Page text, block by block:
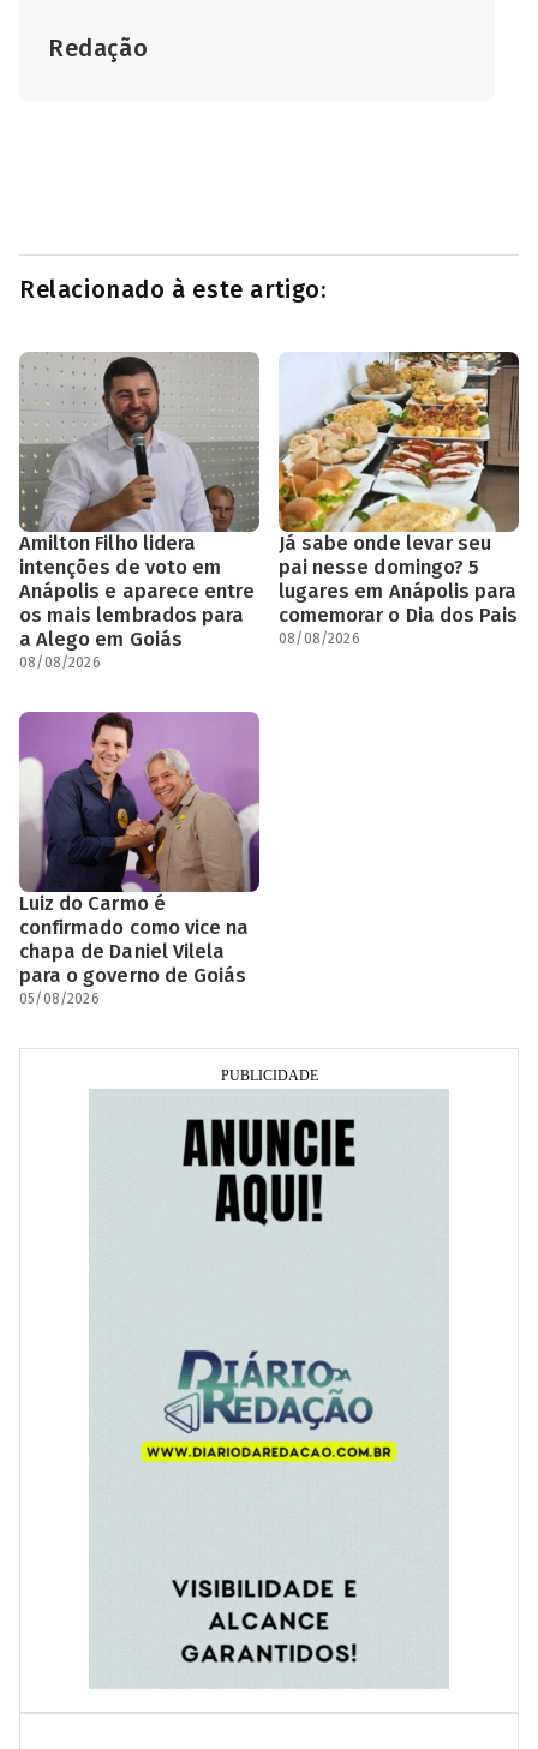
Redação
Relacionado à este artigo:
Amilton Filho lidera
intenções de voto em
Anápolis e aparece entre
os mais lembrados para
a Alego em Goiás
08/08/2026
Já sabe onde levar seu
pai nesse domingo? 5
lugares em Anápolis para
comemorar o Dia dos Pais
08/08/2026
Luiz do Carmo é
confirmado como vice na
chapa de Daniel Vilela
para o governo de Goiás
05/08/2026